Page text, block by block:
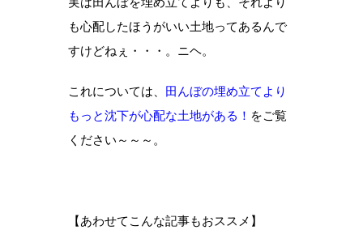
も心配したほうがいい土地ってあるんで
すけどねぇ・・・。ニヘ。
これについては、 田んぼの埋め立てより
もっと沈下が心配な土地がある！ をご覧
ください～～～。
【あわせてこんな記事もおススメ】